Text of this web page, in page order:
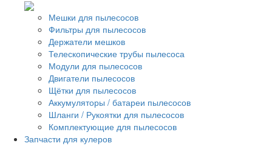
Мешки для пылесосов
Фильтры для пылесосов
Держатели мешков
Телескопические трубы пылесоса
Модули для пылесосов
Двигатели пылесосов
Щётки для пылесосов
Аккумуляторы / батареи пылесосов
Шланги / Рукоятки для пылесосов
Комплектующие для пылесосов
Запчасти для кулеров